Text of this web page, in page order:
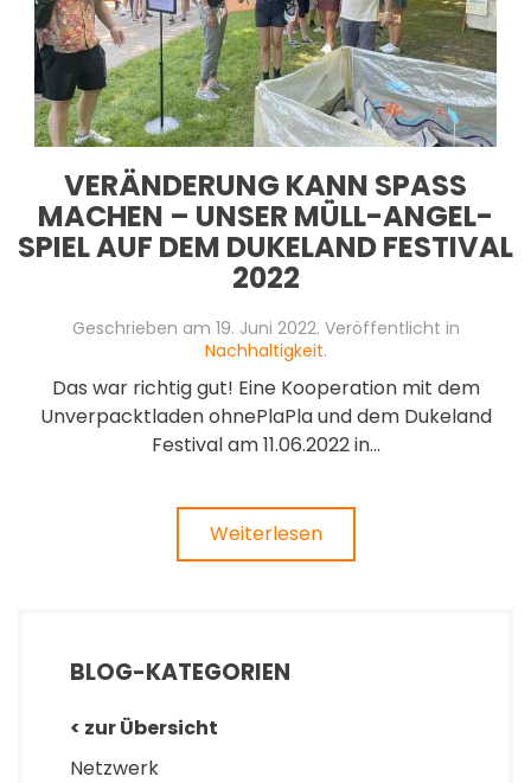
VERÄNDERUNG KANN SPASS M
ACHEN – UNSER MÜLL-ANGEL-S
PIEL AUF DEM DUKELAND FESTIVAL 2
022
Geschrieben am 19. Juni 2022. Veröffentlicht in
Nachhaltigkeit.
Das war richtig gut! Eine Kooperation mit dem
Unverpacktladen ohnePlaPla und dem Dukeland
Festival am 11.06.2022 in...
Weiterlesen
BLOG-KATEGORIEN
< zur Übersicht
Netzwerk